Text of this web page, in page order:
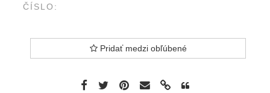
ČÍSLO:
Pridať medzi obľúbené